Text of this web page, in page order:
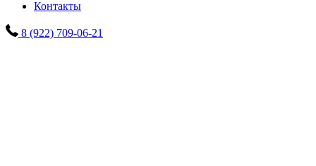
Контакты
8 (922) 709-06-21